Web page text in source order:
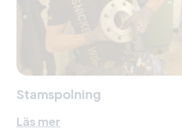
Stamspolning
Läs mer